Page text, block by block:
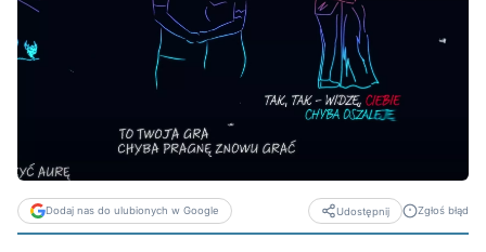
Dodaj nas do ulubionych w Google Udostępnij Zgłoś błąd